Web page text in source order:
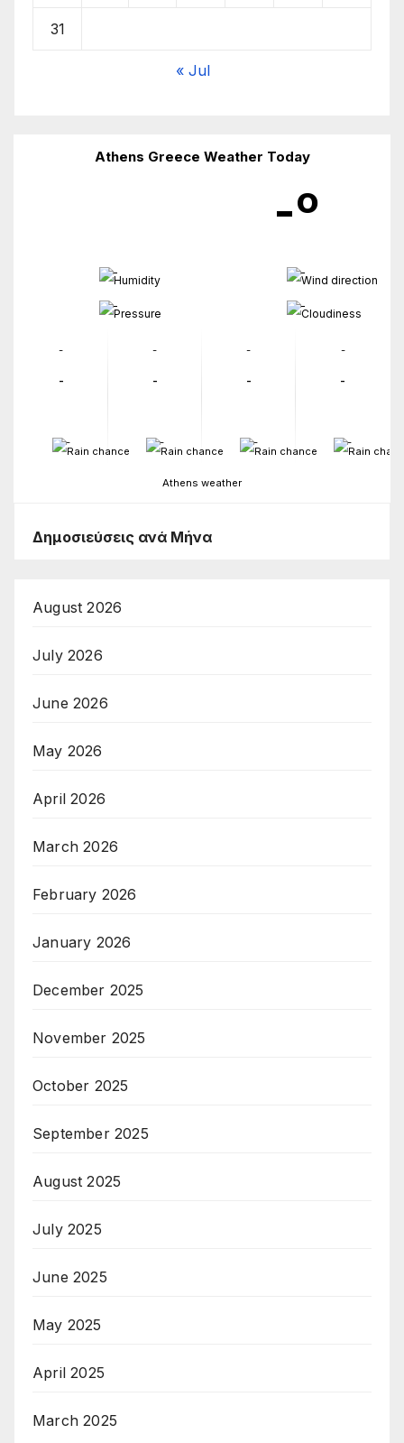
31
« Jul
Athens Greece Weather Today
-º
- -
- -
-
-
-
-
-
-
-
-
-
-
-
-
Athens weather
Δημοσιεύσεις ανά Μήνα
August 2026
July 2026
June 2026
May 2026
April 2026
March 2026
February 2026
January 2026
December 2025
November 2025
October 2025
September 2025
August 2025
July 2025
June 2025
May 2025
April 2025
March 2025